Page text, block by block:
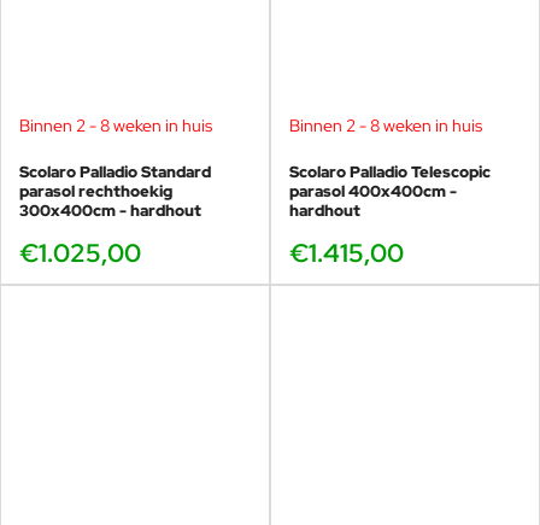
Binnen 2 - 8 weken in huis
Scolaro Palladio Standard
parasol rechthoekig
300x400cm - hardhout
€1.025,00
Binnen 2 - 8 weken in huis
Scolaro Palladio Telescopic
parasol 400x400cm -
hardhout
€1.415,00